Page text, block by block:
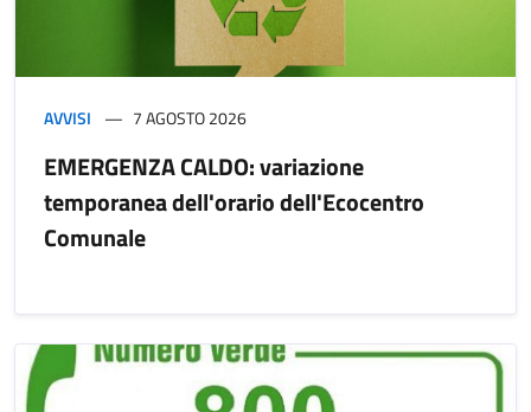
AVVISI 7 AGOSTO 2026
EMERGENZA CALDO: variazione
temporanea dell'orario dell'Ecocentro
Comunale